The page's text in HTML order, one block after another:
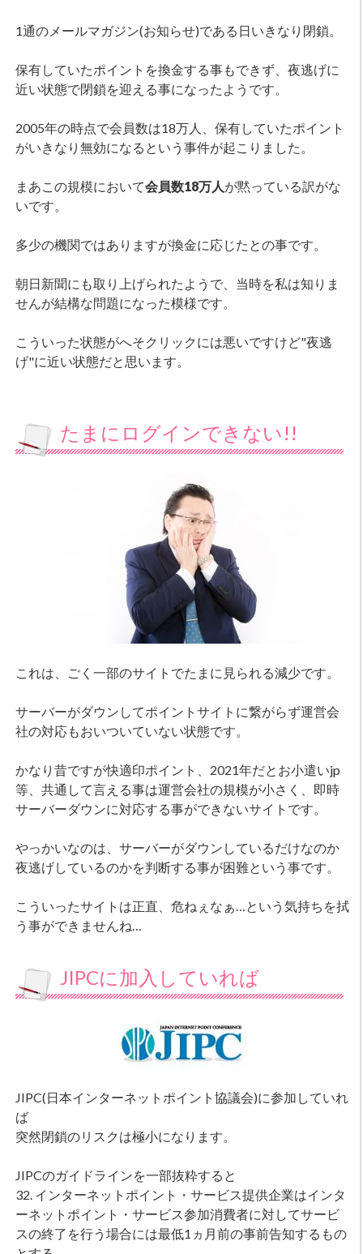
1通のメールマガジン(お知らせ)である日いきなり閉鎖。
保有していたポイントを換金する事もできず、夜逃げに
近い状態で閉鎖を迎える事になったようです。
2005年の時点で会員数は18万人、保有していたポイント
がいきなり無効になるという事件が起こりました。
まあこの規模において会員数18万人が黙っている訳がな
いです。
多少の機関ではありますが換金に応じたとの事です。
朝日新聞にも取り上げられたようで、当時を私は知りま
せんが結構な問題になった模様です。
こういった状態がへそクリックには悪いですけど"夜逃
げ"に近い状態だと思います。
たまにログインできない!!
これは、ごく一部のサイトでたまに見られる減少です。
サーバーがダウンしてポイントサイトに繋がらず運営会
社の対応もおいついていない状態です。
かなり昔ですが快適印ポイント、2021年だとお小遣いjp
等、共通して言える事は運営会社の規模が小さく、即時
サーバーダウンに対応する事ができないサイトです。
やっかいなのは、サーバーがダウンしているだけなのか
夜逃げしているのかを判断する事が困難という事です。
こういったサイトは正直、危ねぇなぁ…という気持ちを拭
う事ができませんね…
JIPCに加入していれば
JIPC(日本インターネットポイント協議会)に参加していれ
ば
突然閉鎖のリスクは極小になります。
JIPCのガイドラインを一部抜粋すると
32. インターネットポイント・サービス提供企業はインタ
ーネットポイント・サービス参加消費者に対してサービ
スの終了を行う場合には最低1ヵ月前の事前告知するもの